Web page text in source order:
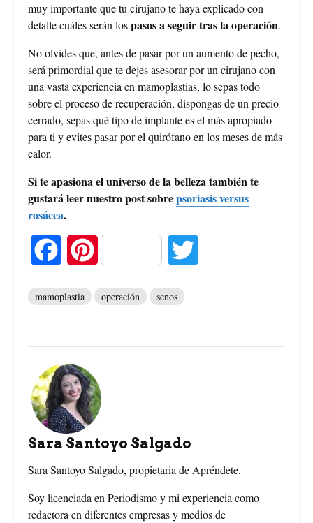
muy importante que tu cirujano te haya explicado con
detalle cuáles serán lospasos a seguir tras la operación.
No olvides que, antes de pasar por un aumento de pecho,
será primordial que te dejes asesorar por un cirujano con
una vasta experiencia en mamoplastias, lo sepas todo
sobre el proceso de recuperación, dispongas de un precio
cerrado, sepas qué tipo de implante es el más apropiado
para ti y evites pasar por el quirófano en los meses de más
calor.
Si te apasiona el universo de la belleza también te
gustará leer nuestro post sobrepsoriasis versus
rosácea.
b
o
o
P
r
s
t
mamoplastia operación senos
Sara Santoyo Salgado
Sara Santoyo Salgado, propietaria de Apréndete.
Soy licenciada en Periodismo y mi experiencia como
redactora en diferentes empresas y medios de